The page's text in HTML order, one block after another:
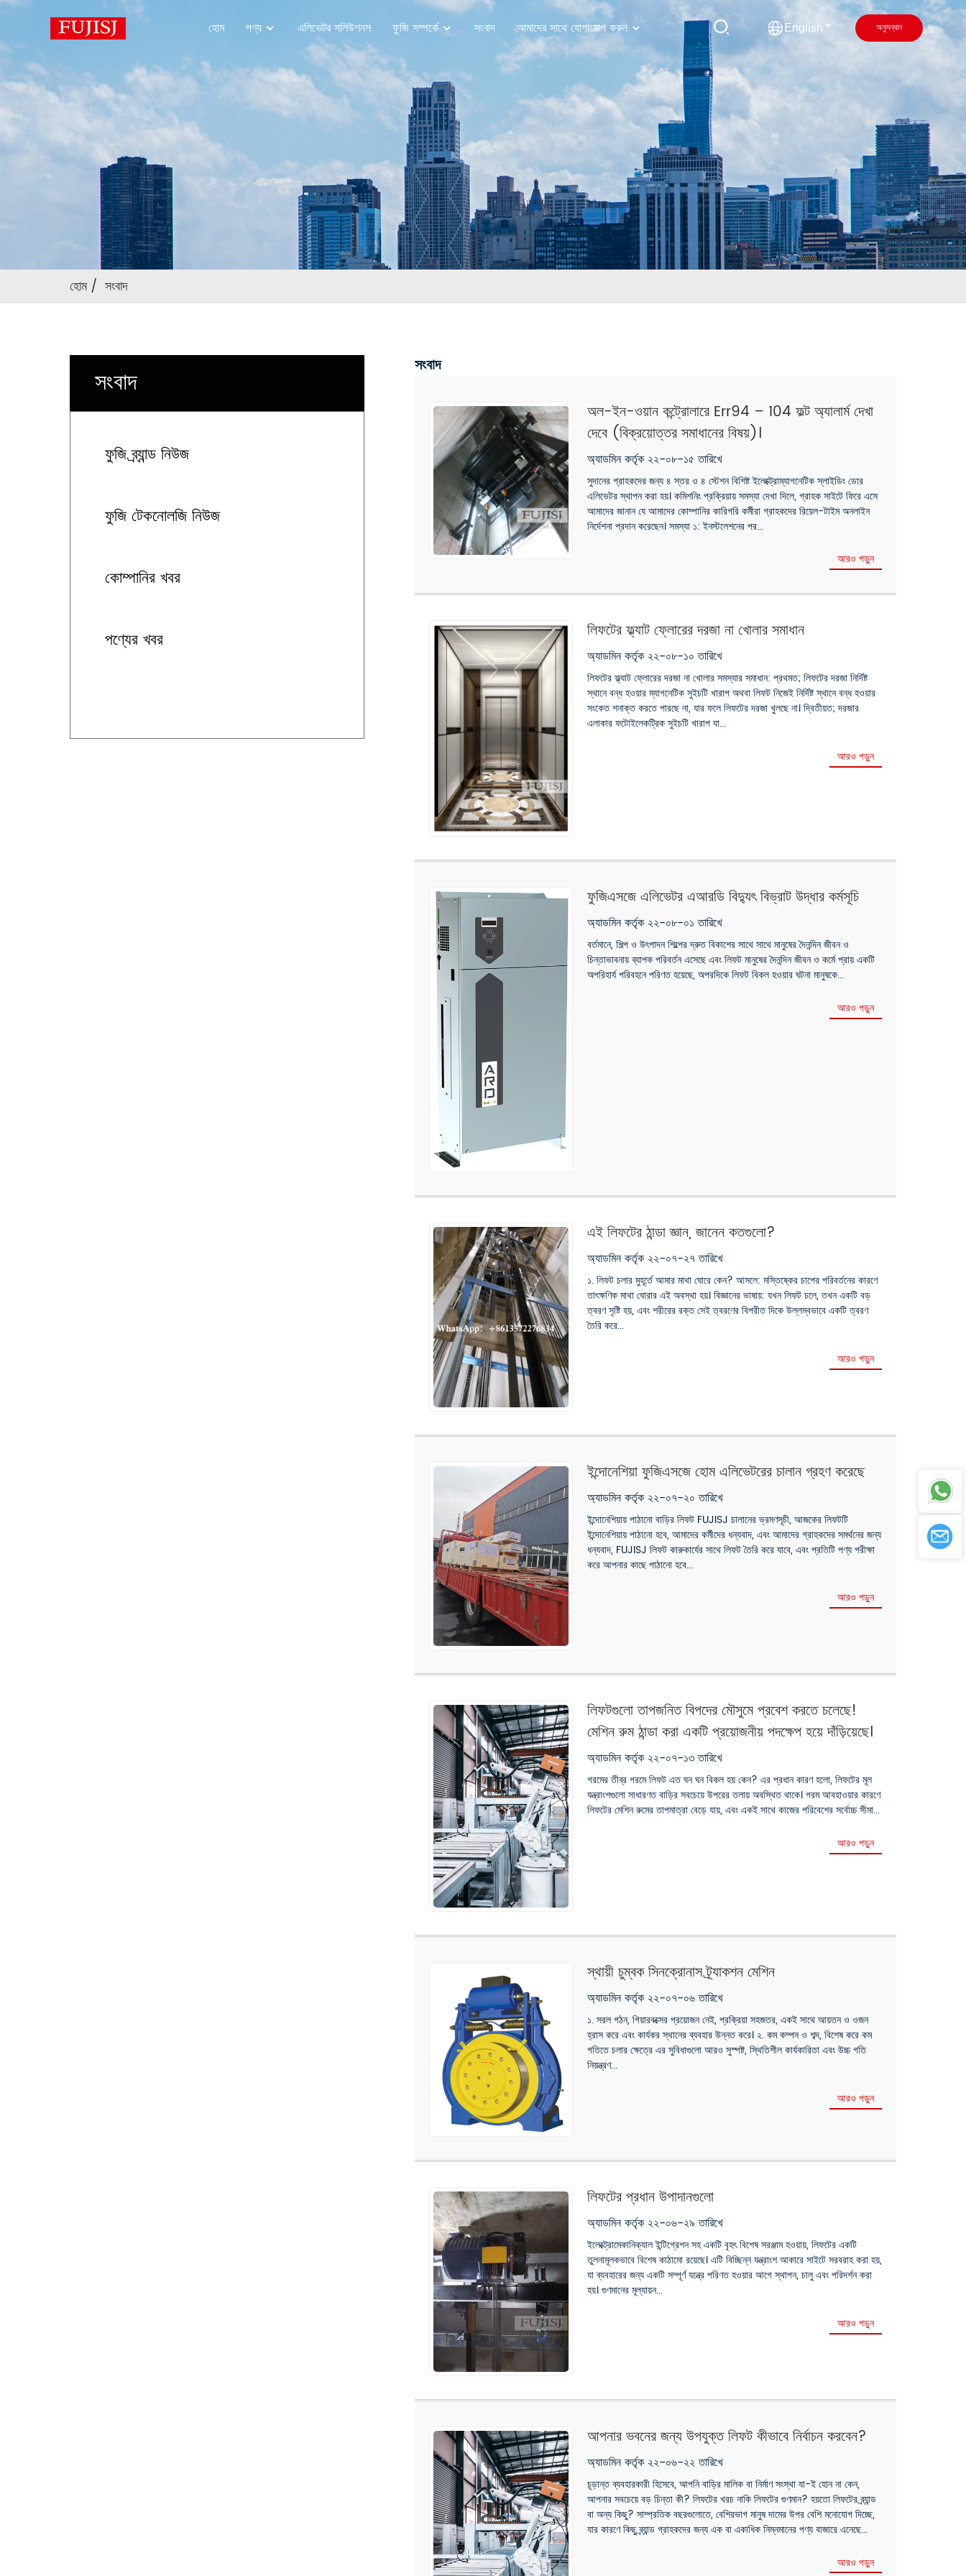
হোম পণ্য এলিভেটর সলিউশনস ফুজি সম্পর্কে সংবাদ আমাদের সাথে যোগাযোগ করুন English অনুসন্ধান
হোম সংবাদ
সংবাদ
ফুজি ব্র্যান্ড নিউজ
ফুজি টেকনোলজি নিউজ
কোম্পানির খবর
পণ্যের খবর
সংবাদ
অল-ইন-ওয়ান কন্ট্রোলারে Err94 – 104 ফল্ট অ্যালার্ম দেখা
দেবে (বিক্রয়োত্তর সমাধানের বিষয়)।
অ্যাডমিন কর্তৃক ২২-০৮-১৫ তারিখে
সুদানের গ্রাহকদের জন্য ৪ স্তর ও ৪ স্টেশন বিশিষ্ট ইলেক্ট্রোম্যাগনেটিক স্লাইডিং ডোর
এলিভেটর স্থাপন করা হয়। কমিশনিং প্রক্রিয়ায় সমস্যা দেখা দিলে, গ্রাহক সাইটে ফিরে এসে
আমাদের জানান যে আমাদের কোম্পানির কারিগরি কর্মীরা গ্রাহকদের রিয়েল-টাইম অনলাইন
নির্দেশনা প্রদান করেছেন। সমস্যা ১: ইনস্টলেশনের পর...
আরও পড়ুন
লিফটের ফ্ল্যাট ফ্লোরের দরজা না খোলার সমাধান
অ্যাডমিন কর্তৃক ২২-০৮-১০ তারিখে
লিফটের ফ্ল্যাট ফ্লোরের দরজা না খোলার সমস্যার সমাধান: প্রথমত; লিফটের দরজা নির্দিষ্ট
স্থানে বন্ধ হওয়ার ম্যাগনেটিক সুইচটি খারাপ অথবা লিফট নিজেই নির্দিষ্ট স্থানে বন্ধ হওয়ার
সংকেত শনাক্ত করতে পারছে না, যার ফলে লিফটের দরজা খুলছে না। দ্বিতীয়ত; দরজার
এলাকার ফটোইলেকট্রিক সুইচটি খারাপ যা...
আরও পড়ুন
ফুজিএসজে এলিভেটর এআরডি বিদ্যুৎ বিভ্রাট উদ্ধার কর্মসূচি
অ্যাডমিন কর্তৃক ২২-০৮-০১ তারিখে
বর্তমানে, শিল্প ও উৎপাদন শিল্পের দ্রুত বিকাশের সাথে সাথে মানুষের দৈনন্দিন জীবন ও
চিন্তাভাবনায় ব্যাপক পরিবর্তন এসেছে এবং লিফট মানুষের দৈনন্দিন জীবন ও কর্মে প্রায় একটি
অপরিহার্য পরিবহনে পরিণত হয়েছে, অপরদিকে লিফট বিকল হওয়ার ঘটনা মানুষকে...
আরও পড়ুন
এই লিফটের ঠান্ডা জ্ঞান, জানেন কতগুলো?
অ্যাডমিন কর্তৃক ২২-০৭-২৭ তারিখে
১. লিফট চলার মুহূর্তে আমার মাথা ঘোরে কেন? আসলে: মস্তিষ্কের চাপের পরিবর্তনের কারণে
তাৎক্ষণিক মাথা ঘোরার এই অবস্থা হয়। বিজ্ঞানের ভাষায়: যখন লিফট চলে, তখন একটি বড়
ত্বরণ সৃষ্টি হয়, এবং শরীরের রক্ত ​​সেই ত্বরণের বিপরীত দিকে উল্লম্বভাবে একটি ত্বরণ
তৈরি করে...
আরও পড়ুন
ইন্দোনেশিয়া ফুজিএসজে হোম এলিভেটরের চালান গ্রহণ করেছে
অ্যাডমিন কর্তৃক ২২-০৭-২০ তারিখে
ইন্দোনেশিয়ায় পাঠানো বাড়ির লিফট FUJISJ চালানের ভ্রমণসূচী, আজকের লিফটটি
ইন্দোনেশিয়ায় পাঠানো হবে, আমাদের কর্মীদের ধন্যবাদ, এবং আমাদের গ্রাহকদের সমর্থনের জন্য
ধন্যবাদ, FUJISJ লিফট কারুকার্যের সাথে লিফট তৈরি করে যাবে, এবং প্রতিটি পণ্য পরীক্ষা
করে আপনার কাছে পাঠানো হবে...
আরও পড়ুন
লিফটগুলো তাপজনিত বিপদের মৌসুমে প্রবেশ করতে চলেছে!
মেশিন রুম ঠান্ডা করা একটি প্রয়োজনীয় পদক্ষেপ হয়ে দাঁড়িয়েছে।
অ্যাডমিন কর্তৃক ২২-০৭-১৩ তারিখে
গরমের তীব্র গরমে লিফট এত ঘন ঘন বিকল হয় কেন? এর প্রধান কারণ হলো, লিফটের মূল
যন্ত্রাংশগুলো সাধারণত বাড়ির সবচেয়ে উপরের তলায় অবস্থিত থাকে। গরম আবহাওয়ার কারণে
লিফটের মেশিন রুমের তাপমাত্রা বেড়ে যায়, এবং একই সাথে কাজের পরিবেশের সর্বোচ্চ সীমা...
আরও পড়ুন
স্থায়ী চুম্বক সিনক্রোনাস ট্র্যাকশন মেশিন
অ্যাডমিন কর্তৃক ২২-০৭-০৬ তারিখে
১. সরল গঠন, গিয়ারবক্সের প্রয়োজন নেই, প্রক্রিয়া সহজতর, একই সাথে আয়তন ও ওজন
হ্রাস করে এবং কার্যকর স্থানের ব্যবহার উন্নত করে। ২. কম কম্পন ও শব্দ, বিশেষ করে কম
গতিতে চলার ক্ষেত্রে এর সুবিধাগুলো আরও সুস্পষ্ট, স্থিতিশীল কার্যকারিতা এবং উচ্চ গতি
নিয়ন্ত্রণ...
আরও পড়ুন
লিফটের প্রধান উপাদানগুলো
অ্যাডমিন কর্তৃক ২২-০৬-২৯ তারিখে
ইলেক্ট্রোমেকানিক্যাল ইন্টিগ্রেশন সহ একটি বৃহৎ বিশেষ সরঞ্জাম হওয়ায়, লিফটের একটি
তুলনামূলকভাবে বিশেষ কাঠামো রয়েছে। এটি বিচ্ছিন্ন যন্ত্রাংশ আকারে সাইটে সরবরাহ করা হয়,
যা ব্যবহারের জন্য একটি সম্পূর্ণ যন্ত্রে পরিণত হওয়ার আগে স্থাপন, চালু এবং পরিদর্শন করা
হয়। গুণমানের মূল্যায়ন...
আরও পড়ুন
আপনার ভবনের জন্য উপযুক্ত লিফট কীভাবে নির্বাচন করবেন?
অ্যাডমিন কর্তৃক ২২-০৬-২২ তারিখে
চূড়ান্ত ব্যবহারকারী হিসেবে, আপনি বাড়ির মালিক বা নির্মাণ সংস্থা যা-ই হোন না কেন,
আপনার সবচেয়ে বড় চিন্তা কী? লিফটের খরচ নাকি লিফটের গুণমান? হয়তো লিফটের ব্র্যান্ড
বা অন্য কিছু? সাম্প্রতিক বছরগুলোতে, বেশিরভাগ মানুষ দামের উপর বেশি মনোযোগ দিচ্ছে,
যার কারণে কিছু ব্র্যান্ড গ্রাহকদের জন্য এক বা একাধিক নিম্নমানের পণ্য বাজারে এনেছে...
আরও পড়ুন